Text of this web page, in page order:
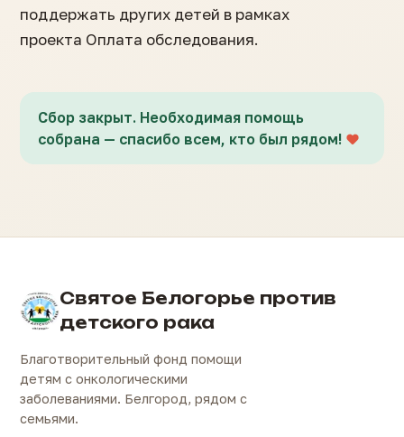
поддержать других детей в рамках
проекта Оплата обследования.
Сбор закрыт. Необходимая помощь
собрана — спасибо всем, кто был рядом!
Святое Белогорье против
детского рака
Благотворительный фонд помощи
детям с онкологическими
заболеваниями. Белгород, рядом с
семьями.